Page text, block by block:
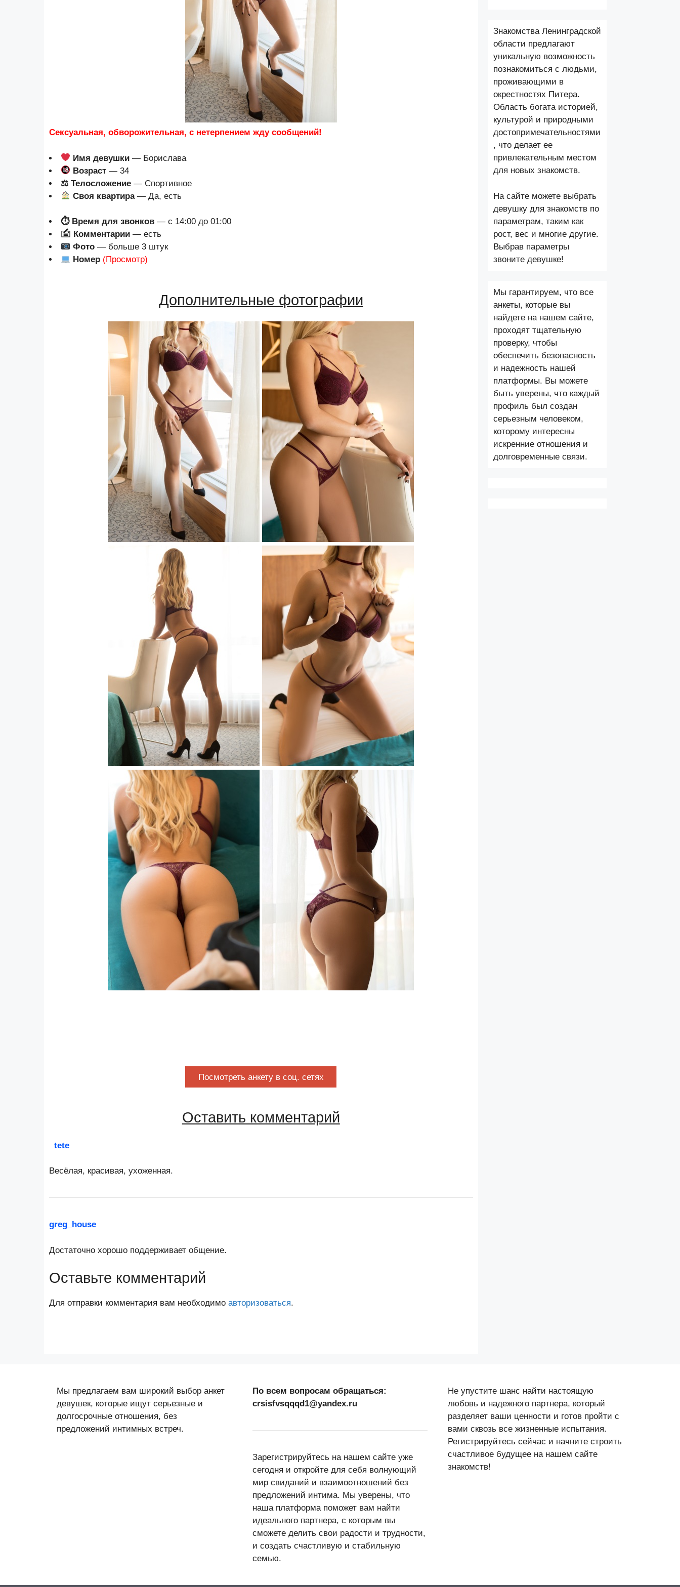
Сексуальная, обворожительная, с нетерпением жду сообщений!
Имя девушки — Борислава
Возраст — 34
⚖ Телосложение — Спортивное
Своя квартира— Да, есть
⏱ Время для звонков — с 14:00 до 01:00
🖆 Комментарии — есть
Фото — больше 3 штук
Номер (Просмотр)
Дополнительные фотографии
Посмотреть анкету в соц. сетях
Оставить комментарий
tete
Весёлая, красивая, ухоженная.
greg_house
Достаточно хорошо поддерживает общение.
Оставьте комментарий
Для отправки комментария вам необходимо авторизоваться.
Знакомства Ленинградской
области предлагают
уникальную возможность
познакомиться с людьми,
проживающими в
окрестностях Питера.
Область богата историей,
культурой и природными
достопримечательностями
, что делает ее
привлекательным местом
для новых знакомств.
На сайте можете выбрать
девушку для знакомств по
параметрам, таким как
рост, вес и многие другие.
Выбрав параметры
звоните девушке!
Мы гарантируем, что все
анкеты, которые вы
найдете на нашем сайте,
проходят тщательную
проверку, чтобы
обеспечить безопасность
и надежность нашей
платформы. Вы можете
быть уверены, что каждый
профиль был создан
серьезным человеком,
которому интересны
искренние отношения и
долговременные связи.
Мы предлагаем вам широкий выбор анкет
девушек, которые ищут серьезные и
долгосрочные отношения, без
предложений интимных встреч.
По всем вопросам обращаться:
crsisfvsqqqd1@yandex.ru
Зарегистрируйтесь на нашем сайте уже
сегодня и откройте для себя волнующий
мир свиданий и взаимоотношений без
предложений интима. Мы уверены, что
наша платформа поможет вам найти
идеального партнера, с которым вы
сможете делить свои радости и трудности,
и создать счастливую и стабильную
семью.
Не упустите шанс найти настоящую
любовь и надежного партнера, который
разделяет ваши ценности и готов пройти с
вами сквозь все жизненные испытания.
Регистрируйтесь сейчас и начните строить
счастливое будущее на нашем сайте
знакомств!